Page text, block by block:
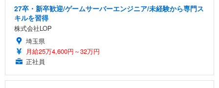
27卒・新卒歓迎/ゲームサーバーエンジニア/未経験から専門ス
キルを習得
株式会社LOP
埼玉県
月給25万4,600円～32万円
正社員